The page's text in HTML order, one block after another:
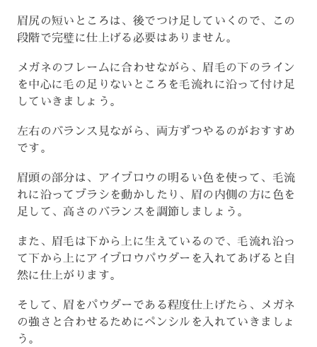
眉尻の短いところは、後でつけ足していくので、この
段階で完璧に仕上げる必要はありません。
メガネのフレームに合わせながら、眉毛の下のライン
を中心に毛の足りないところを毛流れに沿って付け足
していきましょう。
左右のバランス見ながら、両方ずつやるのがおすすめ
です。
眉頭の部分は、アイブロウの明るい色を使って、毛流
れに沿ってブラシを動かしたり、眉の内側の方に色を
足して、高さのバランスを調節しましょう。
また、眉毛は下から上に生えているので、毛流れ沿っ
て下から上にアイブロウパウダーを入れてあげると自
然に仕上がります。
そして、眉をパウダーである程度仕上げたら、メガネ
の強さと合わせるためにペンシルを入れていきましょ
う。